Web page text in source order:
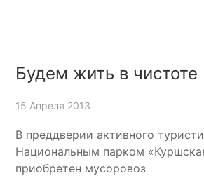
Будем жить в чистоте
15 Апреля 2013
В преддверии активного
Национальным парком
приобретен мусоровоз